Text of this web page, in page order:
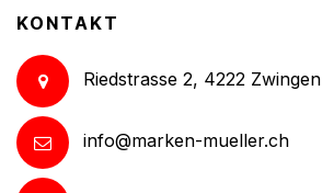
KONTAKT
Riedstrasse 2, 4222 Zwingen
info@marken-mueller.ch